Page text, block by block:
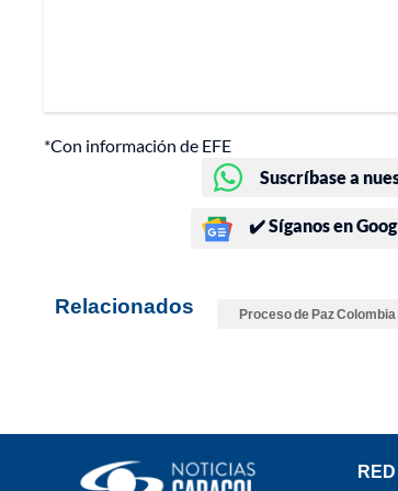
*Con información de EFE
Suscríbase a
✔️ Síganos en
Relacionados Proceso de Paz Colombia